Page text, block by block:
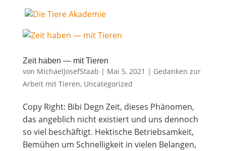
Zeit haben — mit Tieren
von MichaelJosefStaab | Mai 5, 2021 | Gedanken zur
Arbeit mit Tieren, Uncategorized
Copy Right: Bibi Degn Zeit, die­ses Phä­no­men,
das angeb­lich nicht exis­tiert und uns den­noch
so viel beschäftigt. Hek­ti­sche Betrieb­sam­keit,
Bemü­hen um Schnel­lig­keit in vie­len Belan­gen,